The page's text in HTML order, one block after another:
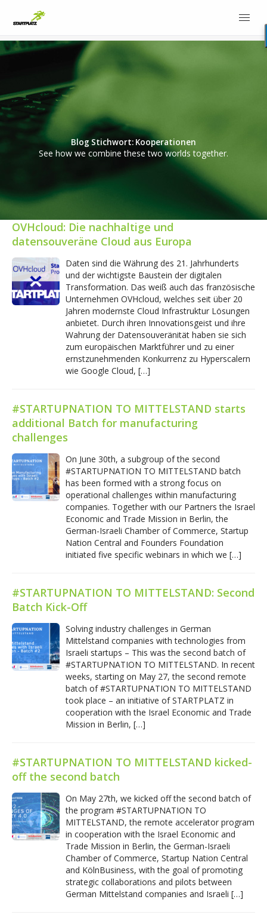
Blog Stichwort: Kooperationen
See how we combine these two worlds together.
OVHcloud: Die nachhaltige und
datensouveräne Cloud aus Europa
Daten sind die Währung des 21. Jahrhunderts
und der wichtigste Baustein der digitalen
Transformation. Das weiß auch das französische
Unternehmen OVHcloud, welches seit über 20
Jahren modernste Cloud Infrastruktur Lösungen
anbietet. Durch ihren Innovationsgeist und ihre
Wahrung der Datensouveränität haben sie sich
zum europäischen Marktführer und zu einer
ernstzunehmenden Konkurrenz zu Hyperscalern
wie Google Cloud, […]
#STARTUPNATION TO MITTELSTAND starts
additional Batch for manufacturing
challenges
On June 30th, a subgroup of the second
#STARTUPNATION TO MITTELSTAND batch
has been formed with a strong focus on
operational challenges within manufacturing
companies. Together with our Partners the Israel
Economic and Trade Mission in Berlin, the
German-Israeli Chamber of Commerce, Startup
Nation Central and Founders Foundation
initiated five specific webinars in which we […]
#STARTUPNATION TO MITTELSTAND: Second
Batch Kick-Off
Solving industry challenges in German
Mittelstand companies with technologies from
Israeli startups – This was the second batch of
#STARTUPNATION TO MITTELSTAND. In recent
weeks, starting on May 27, the second remote
batch of #STARTUPNATION TO MITTELSTAND
took place – an initiative of STARTPLATZ in
cooperation with the Israel Economic and Trade
Mission in Berlin, […]
#STARTUPNATION TO MITTELSTAND kicked-
off the second batch
On May 27th, we kicked off the second batch of
the program #STARTUPNATION TO
MITTELSTAND, the remote accelerator program
in cooperation with the Israel Economic and
Trade Mission in Berlin, the German-Israeli
Chamber of Commerce, Startup Nation Central
and KölnBusiness, with the goal of promoting
strategic collaborations and pilots between
German Mittelstand companies and Israeli […]